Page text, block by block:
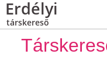
Erdélyi
társkereső